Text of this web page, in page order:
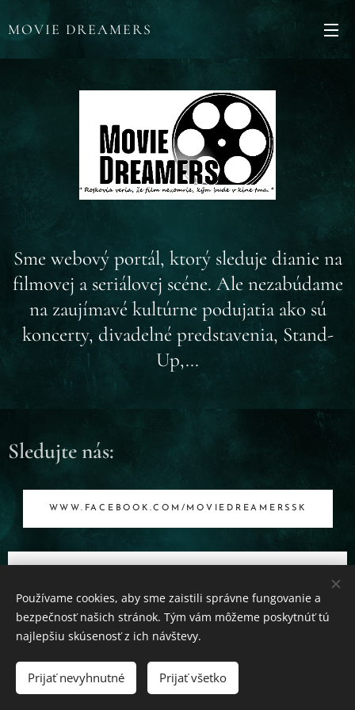
MOVIE DREAMERS
Sme webový portál, ktorý sleduje dianie na
filmovej a seriálovej scéne. Ale nezabúdame
na zaujímavé kultúrne podujatia ako sú
koncerty, divadelné predstavenia, Stand-
Up,...
Sledujte nás:
WWW.FACEBOOK.COM/MOVIEDREAMERSSK
Cookies
Používame cookies, aby sme zaistili správne fungovanie a
bezpečnosť našich stránok. Tým vám môžeme poskytnúť tú
najlepšiu skúsenosť z ich návštevy.
Prijať nevyhnutné Prijať všetko